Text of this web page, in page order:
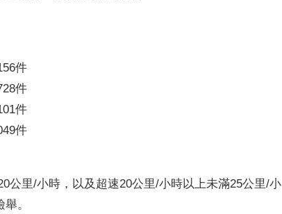
件
件
件
件
公里/小時，以及超速20公里/小時以上未滿25公里/小
。